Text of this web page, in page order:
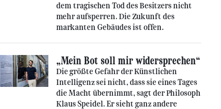
dem tragischen Tod des Besitzers nicht
mehr aufsperren. Die Zukunft des
markanten Gebäudes ist offen.
„Mein Bot soll mir widersprechen“
Die größte Gefahr der Künstlichen
Intelligenz sei nicht, dass sie eines Tages
die Macht übernimmt, sagt der Philosoph
Klaus Speidel. Er sieht ganz andere